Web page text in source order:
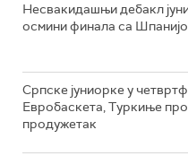
Несвакидашњи дебакл
осмини финала са
Српске јуниорке у
Евробаскета, Туркиње
продужетак